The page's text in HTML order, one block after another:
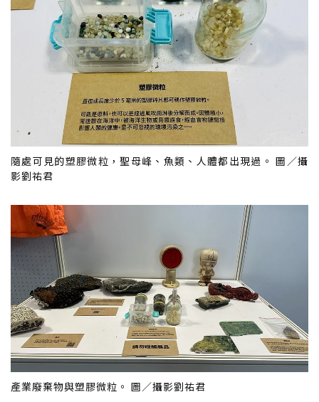
隨處可見的塑膠微粒，聖母峰、魚類、人體都出現過。 圖／攝
影劉祐君
產業廢棄物與塑膠微粒。 圖／攝影劉祐君